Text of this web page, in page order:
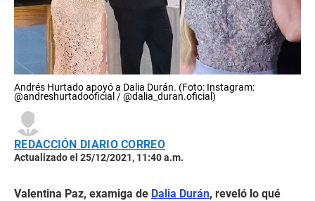
Andrés Hurtado apoyó a Dalia Durán. (Foto: Instagram:
@andreshurtadooficial / @dalia_duran.oficial)
REDACCIÓN DIARIO CORREO
Actualizado el 25/12/2021, 11:40 a.m.
Valentina Paz, examiga de Dalia Durán, reveló lo qué